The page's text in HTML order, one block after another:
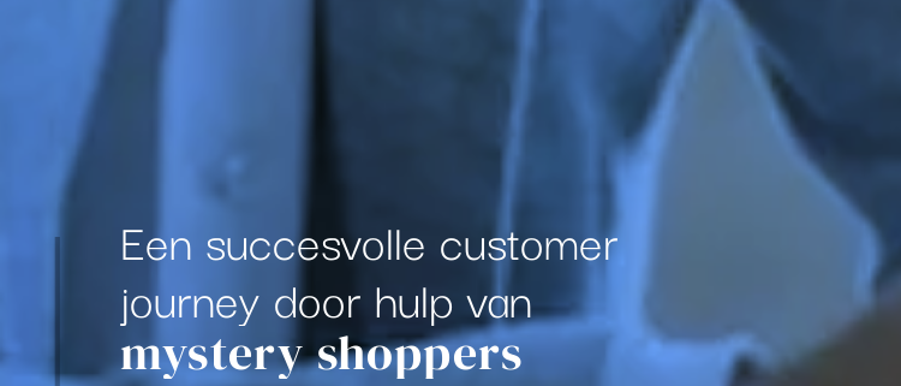
Een succesvolle customer
journey door hulp van
mystery shoppers